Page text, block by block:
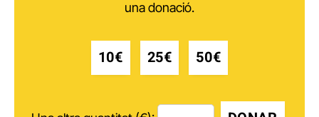
una donació.
10€ 25€ 50€